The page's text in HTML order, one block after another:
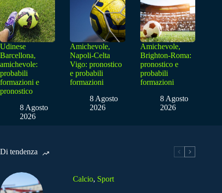
Udinese
Barcellona,
amichevole:
probabili
formazioni e
pronostico
8 Agosto
2026
Amichevole,
Napoli-Celta
Vigo: pronostico
e probabili
formazioni
8 Agosto
2026
Amichevole,
Brighton-Roma:
pronostico e
probabili
formazioni
8 Agosto
2026
Di tendenza
Calcio, Sport